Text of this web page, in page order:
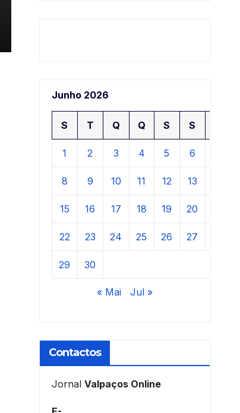
Junho 2026
S T Q Q S S
1 2 3 4 5 6
8 9 10 11 12 13
15 16 17 18 19 20
22 23 24 25 26 27
29 30
« Mai Jul »
Contactos
Jornal Valpaços Online